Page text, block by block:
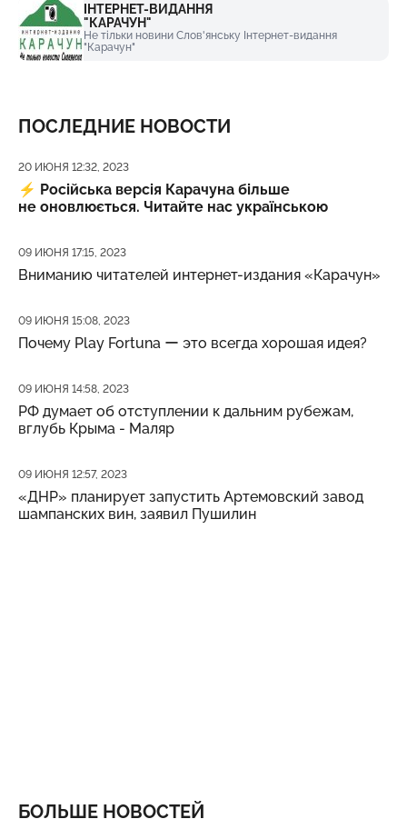
ІНТЕРНЕТ-ВИДАННЯ
"КАРАЧУН"
Не тільки новини Слов'янську Інтернет-видання
"Карачун"
ПОСЛЕДНИЕ НОВОСТИ
Дата публикации
20 ИЮНЯ 12:32, 2023
⚡️ Російська версія Карачуна більше
не оновлюється. Читайте нас українською
Дата публикации
09 ИЮНЯ 17:15, 2023
Вниманию читателей интернет-издания «Карачун»
Дата публикации
09 ИЮНЯ 15:08, 2023
Почему Play Fortuna ー это всегда хорошая идея?
Дата публикации
09 ИЮНЯ 14:58, 2023
РФ думает об отступлении к дальним рубежам,
вглубь Крыма - Маляр
Дата публикации
09 ИЮНЯ 12:57, 2023
«ДНР» планирует запустить Артемовский завод
шампанских вин, заявил Пушилин
БОЛЬШЕ НОВОСТЕЙ